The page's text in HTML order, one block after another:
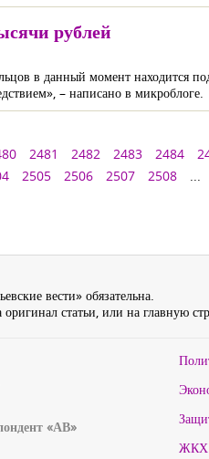
рублей
в данный момент находится
– написано в микроблоге.
2481 2482 2483 2484
2505 2506 2507 2508 ...
вести» обязательна.
статьи, или на главную
«АВ»
ЖКХ